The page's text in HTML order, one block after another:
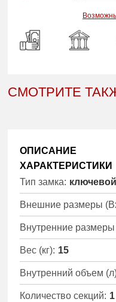
СМОТРИТЕ
ОПИСАНИЕ
ХАРАКТЕРИСТИКИ
Тип замка: ключевой
Внешние размеры
Внутренние
Вес (кг): 15
Внутренний объем
Количество секций: 1